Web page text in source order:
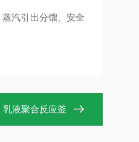
汽引出分馏、安全
乳液聚合反应釜